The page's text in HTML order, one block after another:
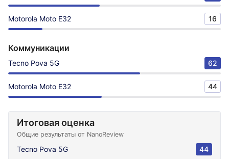
Motorola Moto E32 16
Коммуникации
Tecno Pova 5G 62
Motorola Moto E32 44
Итоговая оценка
Общие результаты от NanoReview
Tecno Pova 5G 44